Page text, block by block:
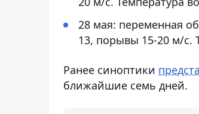
28 мая: переменная
13, порывы 15-20 м/с.
Ранее синоптики
ближайшие семь дней.